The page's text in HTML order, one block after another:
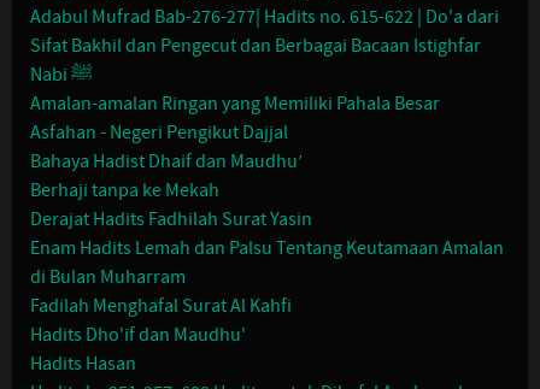
Adabul Mufrad Bab-276-277| Hadits no. 615-622 | Do'a dari
Sifat Bakhil dan Pengecut dan Berbagai Bacaan Istighfar
Nabi ﷺ
Amalan-amalan Ringan yang Memiliki Pahala Besar
Asfahan - Negeri Pengikut Dajjal
Bahaya Hadist Dhaif dan Maudhu’
Berhaji tanpa ke Mekah
Derajat Hadits Fadhilah Surat Yasin
Enam Hadits Lemah dan Palsu Tentang Keutamaan Amalan
di Bulan Muharram
Fadilah Menghafal Surat Al Kahfi
Hadits Dho'if dan Maudhu'
Hadits Hasan